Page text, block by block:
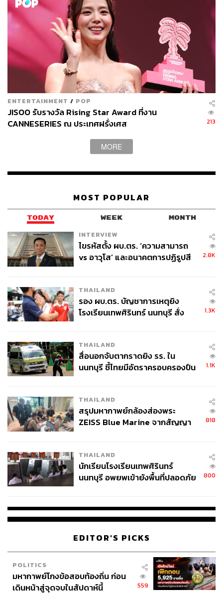
ENTERTAINMENT / POP
JISOO รับรางวัล Rising Star Award ที่งาน
CANNESERIES ณ ประเทศฝรั่งเศส
213
MORE
MOST POPULAR
TODAY WEEK MONTH
INTERVIEW
ไขรหัสตั้ง ผบ.ตร. ‘ความสามารถ
vs อาวุโส’ และอนาคตการปฏิรูปสี
2.8K
THAILAND
รอง ผบ.ตร. บัญชาการเหตุยิง
โรงเรียนเทพศิรินทร์ นนทบุรี สั่ง
1.3K
THAILAND
สื่อนอกจับตากราดยิง รร. ใน
นนทบุรี ชี้ไทยมีอัตราครอบครองปืน
1.1K
THAILAND
สรุปมหากาพย์กล้องส่องพระ
ZEISS Blue Marine จากสัญญา
จ่ายหนี้-แอบระบุแบรนด์
818
THAILAND
นักเรียนโรงเรียนเทพศิรินทร์
นนทบุรี อพยพเข้ายังพื้นที่ปลอดภัย
800
EDITOR'S PICKS
POLITICS
มหากาพย์โกงข้อสอบท้องถิ่น ก่อน
เดินหน้าสู่จุดจบในสัปดาห์นี้
559